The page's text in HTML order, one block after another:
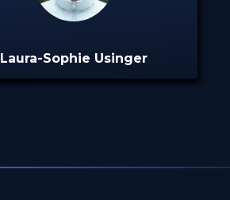
Laura-Sophie Usinger